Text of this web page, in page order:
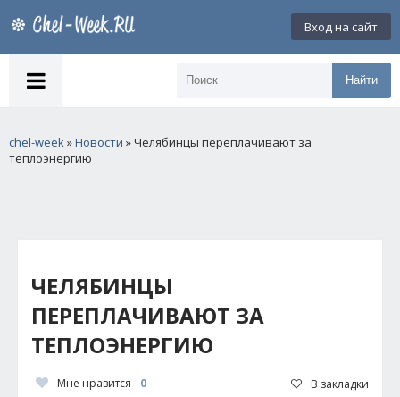
Вход на сайт
Найти
chel-week»Новости » Челябинцы переплачивают за
теплоэнергию
ЧЕЛЯБИНЦЫ
ПЕРЕПЛАЧИВАЮТ ЗА
ТЕПЛОЭНЕРГИЮ
Мне нравится 0 В закладки